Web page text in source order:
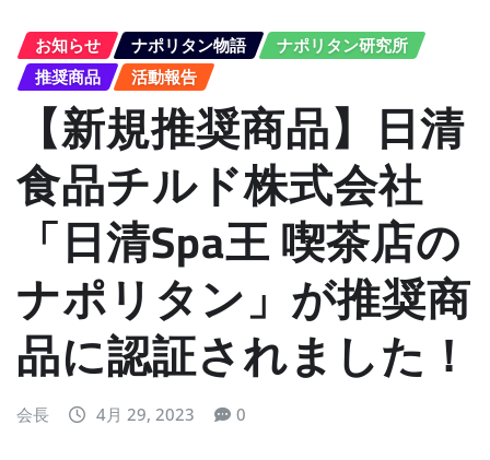
お知らせ ナポリタン物語
ナポリタン研究所
推奨商品
活動報告
【新規推奨商品】日清
食品チルド株式会社
「日清Spa王 喫茶店の
ナポリタン」が推奨商
品に認証されました！
会長 4月 29, 2023 0